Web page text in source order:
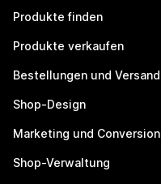
Produkte finden
Produkte verkaufen
Bestellungen und Versand
Shop-Design
Marketing und Conversion
Shop-Verwaltung